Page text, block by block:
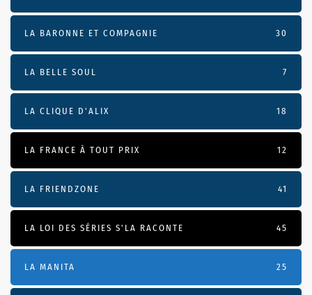
LA BARONNE ET COMPAGNIE 30
LA BELLE SOUL 7
LA CLIQUE D'ALIX 18
LA FRANCE À TOUT PRIX 12
LA FRIENDZONE 41
LA LOI DES SÉRIES S'LA RACONTE 45
LA MANITA 25